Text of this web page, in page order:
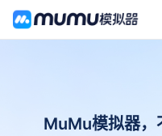
MuMu模拟器，